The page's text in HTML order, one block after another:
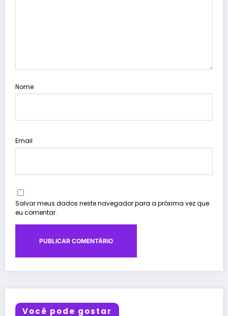
Nome
Email
Salvar meus dados neste navegador para a próxima vez que
eu comentar.
Você pode gostar